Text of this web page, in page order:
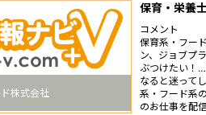
株式会社
保育・栄養
コメント
保育系・フー
ン、ジョブプ
ぶつけたい！
なると迷って
系・フード系
のお仕事を配